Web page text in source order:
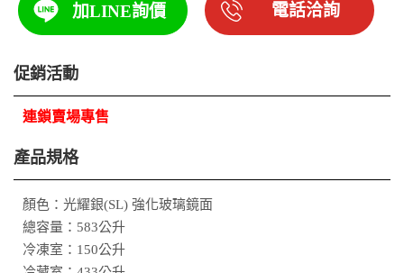
加LINE詢價 電話洽詢
促銷活動
連鎖賣場專售
產品規格
顏色：光耀銀(SL) 強化玻璃鏡面
總容量：583公升
冷凍室：150公升